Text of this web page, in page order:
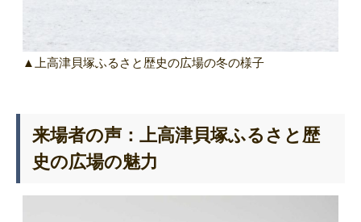
▲上高津貝塚ふるさと歴史の広場の冬の様子
来場者の声：上高津貝塚ふるさと歴
史の広場の魅力